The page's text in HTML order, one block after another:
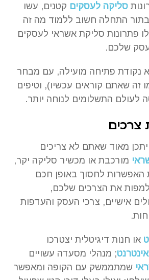
סליקה לעסקים קטנים, עשו
בתור התחלה חשוב ללמוד מה זה
פתרונות סליקת אשראי לעסקים
שלכם.
נקודת פתיחה מועילה, עם מבחר
שאתם קוראים עכשיו), וטיפים
לעולם התשלומים לנוחה יותר.
צרכים
מאוד שאתם לא צריכים
מורכבת או מכשיר סליקה יקר,
האפשרות לחסוך באופן חכם
למפות את הצרכים שלכם,
אישיים, צרכי העסק והעדפות
או חנות דיגיטלית יצטרכו
; מנהלי מסעדה עשויים
שמתממשק עם הקופה ומאפשר